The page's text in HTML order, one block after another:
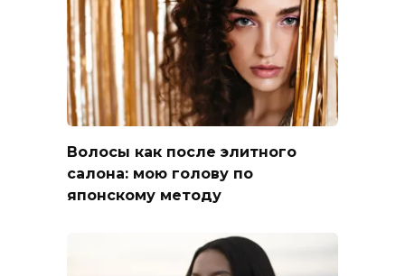
Волосы как после элитного
салона: мою голову по
японскому методу